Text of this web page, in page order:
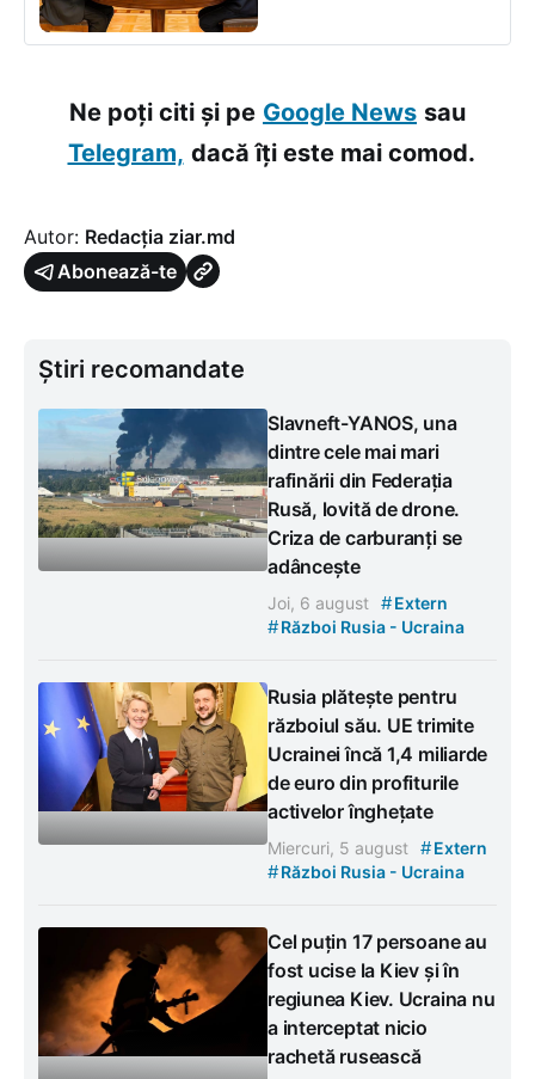
Ne poți citi și pe Google News sau
Telegram, dacă îți este mai comod.
Autor: Redacția ziar.md
Abonează-te
Știri recomandate
Slavneft-YANOS, una
dintre cele mai mari
rafinării din Federația
Rusă, lovită de drone.
Criza de carburanți se
adâncește
Joi, 6 august #Extern
#Război Rusia - Ucraina
Rusia plătește pentru
războiul său. UE trimite
Ucrainei încă 1,4 miliarde
de euro din profiturile
activelor înghețate
Miercuri, 5 august #Extern
#Război Rusia - Ucraina
Cel puțin 17 persoane au
fost ucise la Kiev și în
regiunea Kiev. Ucraina nu
a interceptat nicio
rachetă rusească